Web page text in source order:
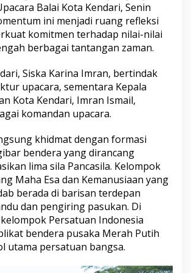
t
e
r
s
t
a
n
d
H
r
i
L
a
h
i
r
P
a
Balai Kota Kendari, Senin
ini menjadi ruang refleksi
komitmen terhadap nilai-nilai
berbagai tantangan zaman.
Siska Karina Imran, bertindak
upacara, sementara Kepala
Kota Kendari, Imran Ismail,
komandan upacara.
khidmat dengan formasi
bendera yang dirancang
lima sila Pancasila. Kelompok
Maha Esa dan Kemanusiaan yang
berada di barisan terdepan
dan pengiring pasukan. Di
Persatuan Indonesia
bendera pusaka Merah Putih
utama persatuan bangsa.